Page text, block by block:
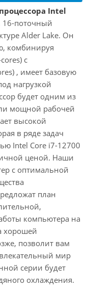
Intel
16-поточный
Alder Lake. Он
комбинируя
с
, имеет базовую
нагрузкой
будет одним из
мощной рабочей
высокой
в ряде задач
Intel Core i7-12700
ценой. Наши
с оптимальной
план
компьютера на
хорошей
позволит вам
мир
серии будет
охлаждения.